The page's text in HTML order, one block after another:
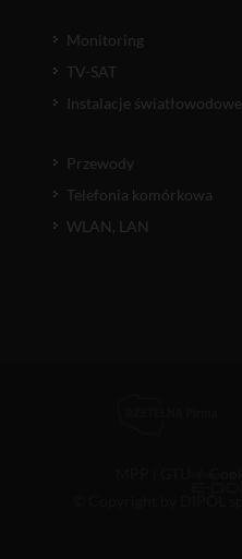
Monitoring
TV-SAT
Instalacje światłowodowe
Przewody
Telefonia komórkowa
WLAN, LAN